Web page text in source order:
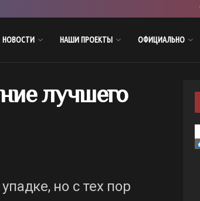
НОВОСТИ НАШИ ПРОЕКТЫ ОФИЦИАЛЬНО
лучшего
но с тех пор